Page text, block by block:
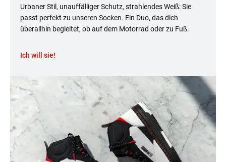
Urbaner Stil, unauffälliger Schutz, strahlendes Weiß: Sie
passt perfekt zu unseren Socken. Ein Duo, das dich
überallhin begleitet, ob auf dem Motorrad oder zu Fuß.
Ich will sie!